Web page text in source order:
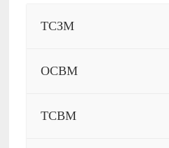
ТСЗМ
ОСВМ
ТСВМ